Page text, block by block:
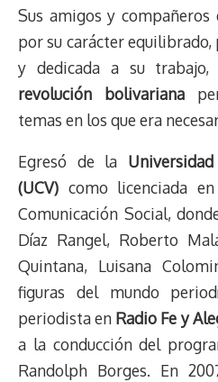
Sus amigos y
por su carácter
y dedicada a su
revolución bolivariana
temas en los que era
Egresó de la
(UCV) como licenciada
Comunicación Social,
Díaz Rangel, Roberto
Quintana, Luisana
figuras del mundo
periodista en Radio Fe y
a la conducción del
Randolph Borges. En